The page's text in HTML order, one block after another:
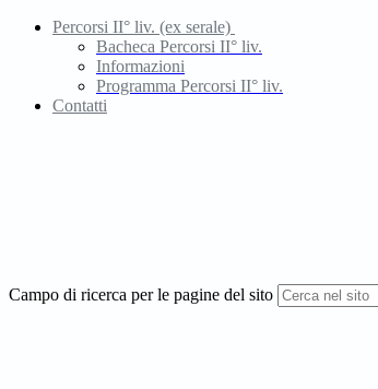
Percorsi II° liv. (ex serale)
Bacheca Percorsi II° liv.
Informazioni
Programma Percorsi II° liv.
Contatti
Campo di ricerca per le pagine del sito